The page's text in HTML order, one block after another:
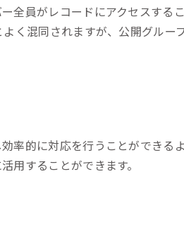
全員がレコードにアクセスする
く混同されますが、公開グル
率的に対応を行うことができ
用することができます。